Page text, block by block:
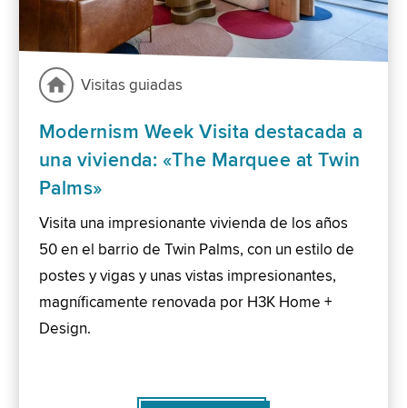
Visitas guiadas
Modernism Week Visita destacada a
una vivienda: «The Marquee at Twin
Palms»
Visita una impresionante vivienda de los años
50 en el barrio de Twin Palms, con un estilo de
postes y vigas y unas vistas impresionantes,
magníficamente renovada por H3K Home +
Design.